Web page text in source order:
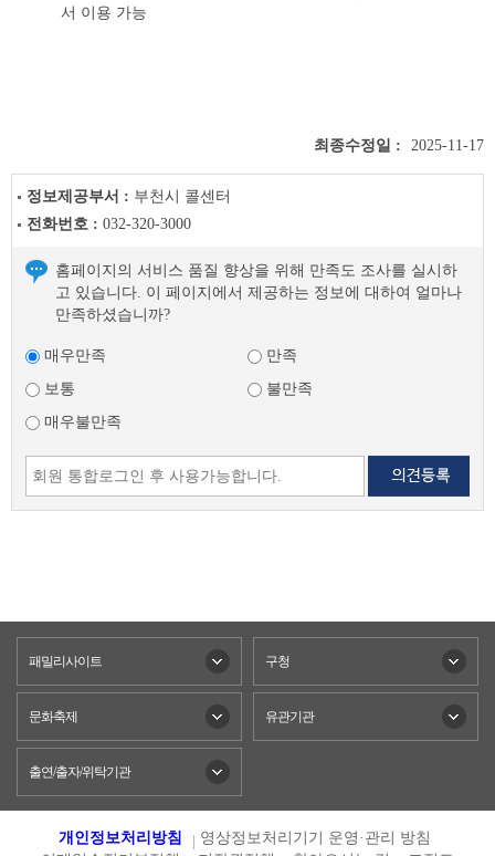
서 이용 가능
최종수정일 : 2025-11-17
정보제공부서 : 부천시 콜센터
전화번호 : 032-320-3000
홈페이지의 서비스 품질 향상을 위해 만족도 조사를 실시하
고 있습니다. 이 페이지에서 제공하는 정보에 대하여 얼마나
만족하셨습니까?
매우만족
만족
보통
불만족
매우불만족
패밀리사이트 구청
문화축제 유관기관
출연/출자/위탁기관
개인정보처리방침
영상정보처리기기 운영·관리 방침